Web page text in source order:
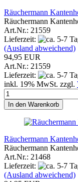
Räuchermann
Räuchermann
Art.Nr.: 21559
Lieferzeit:
(Ausland abweichend)
94,95 EUR
Art.Nr.: 21559
Lieferzeit:
inkl. 19% MwSt. zzgl.
In den Warenkorb
Räuchermann
Räuchermann
Art.Nr.: 21468
Lieferzeit:
(Ausland abweichend)